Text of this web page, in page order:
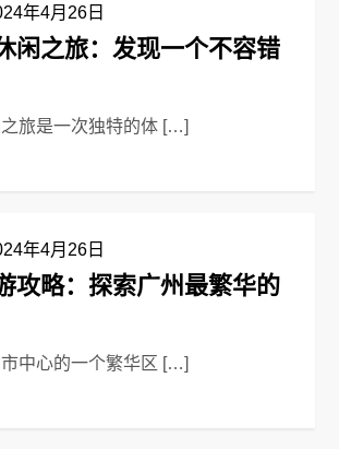
年4月26日
闲之旅：发现一个不容错
旅是一次独特的体 […]
年4月26日
攻略：探索广州最繁华的
中心的一个繁华区 […]